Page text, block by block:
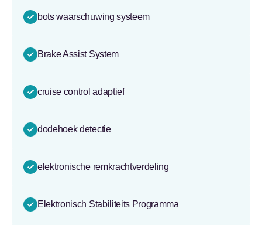
bots waarschuwing systeem
Brake Assist System
cruise control adaptief
dodehoek detectie
elektronische remkrachtverdeling
Elektronisch Stabiliteits Programma